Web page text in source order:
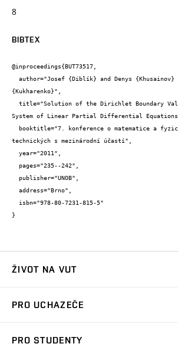
8
BIBTEX
@inproceedings{BUT73517,
{Kukharenko}",
System of Linear Partial Differential
technických s mezinárodní účastí",
}
ŽIVOT NA VUT
Koleje
PRO UCHAZEČE
PRO STUDENTY